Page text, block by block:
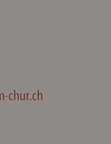
chur.ch